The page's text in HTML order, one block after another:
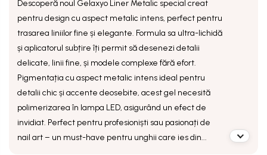
Descoperă noul Gelaxyo Liner Metalic special creat
pentru design cu aspect metalic intens, perfect pentru
trasarea liniilor fine și elegante. Formula sa ultra-lichidă
și aplicatorul subțire îți permit să desenezi detalii
delicate, linii fine, și modele complexe fără efort.
Pigmentația cu aspect metalic intens ideal pentru
detalii chic și accente deosebite, acest gel necesită
polimerizarea în lampa LED, asigurând un efect de
invidiat. Perfect pentru profesioniști sau pasionați de
nail art – un must-have pentru unghii care ies din...